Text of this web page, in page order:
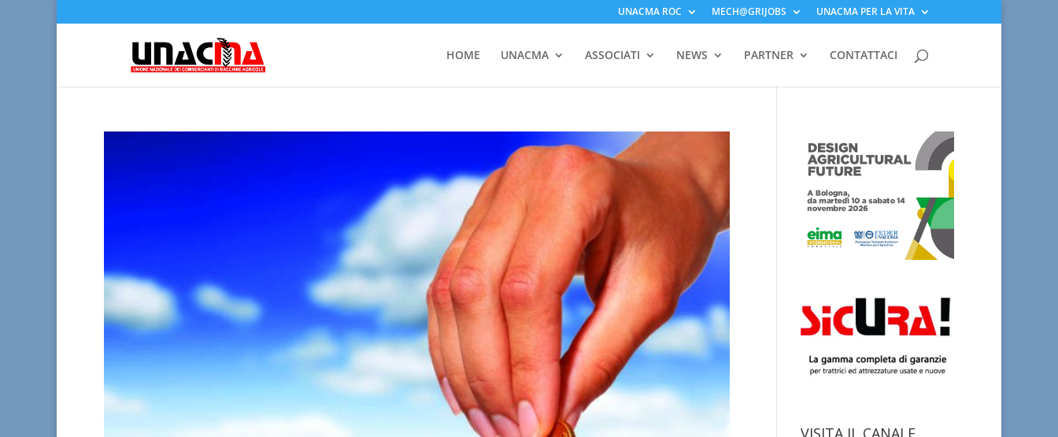
UNACMA ROC MECH@GRIJOBS UNACMA PER LA VITA
HOME UNACMA ASSOCIATI NEWS PARTNER CONTATTACI
VISITA IL CANALE